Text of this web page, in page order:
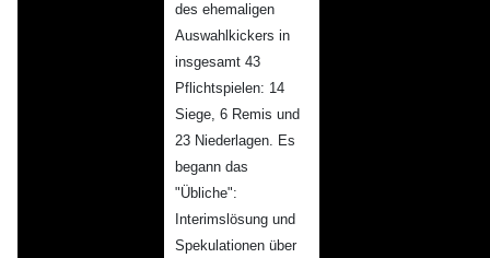
des ehemaligen
Auswahlkickers in
insgesamt 43
Pflichtspielen: 14
Siege, 6 Remis und
23 Niederlagen. Es
begann das
"Übliche":
Interimslösung und
Spekulationen über